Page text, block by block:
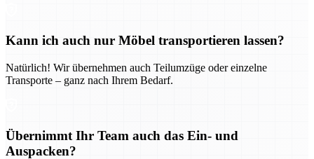
Kann ich auch nur Möbel transportieren lassen?
Natürlich! Wir übernehmen auch Teilumzüge oder einzelne
Transporte – ganz nach Ihrem Bedarf.
Übernimmt Ihr Team auch das Ein- und
Auspacken?